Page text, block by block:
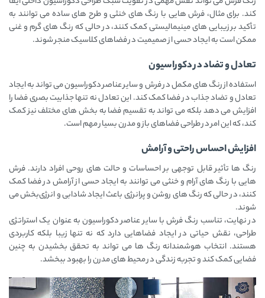
کند. برای مثال، فرش ‌هایی با رنگ ‌های خنثی و طرح ‌های ساده می ‌توانند به
تأکید بر زیبایی ‌های مینیمالیستی کمک کنند، در حالی که رنگ‌ های گرم و غنی
ممکن است به ایجاد حسی از صمیمیت در فضاهای کلاسیک منجر شوند.
تعادل و تضاد در دکوراسیون
استفاده از رنگ ‌های مکمل در فرش و سایر عناصر دکوراسیون می‌ تواند به ایجاد
تعادل و تضاد جذاب در فضا کمک کند. این تعادل نه تنها جذابیت بصری فضا را
افزایش می ‌دهد بلکه می ‌تواند به تقسیم فضا به بخش ‌های مختلف نیز کمک
کند، که این امر در طراحی فضاهای باز و مدرن بسیار مهم است.
افزایش احساس راحتی و آرامش
رنگ ‌ها تأثیر قابل توجهی بر احساسات و حالت ‌های روحی افراد دارند. فرش‌
هایی با رنگ ‌های آرام و خنثی می ‌توانند به ایجاد حسی از آرامش در فضا کمک
کنند، در حالی که رنگ ‌های روشن و پرانرژی باعث ایجاد شادابی و انرژی‌بخش می
شوند.
در نهایت، تناسب رنگ فرش با سایر عناصر دکوراسیون به عنوان یک استراتژی
طراحی، نقش حیاتی در ایجاد فضاهایی دارد که نه تنها زیبا بلکه کاربردی
هستند. انتخاب هوشمندانه رنگ‌ ها می ‌تواند به تحقق بخشیدن به چنین
فضایی کمک کند و تجربه زندگی در محیط ‌های مدرن را بهبود ببخشد.